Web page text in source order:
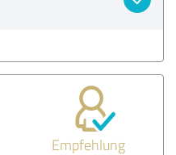
Empfehlung